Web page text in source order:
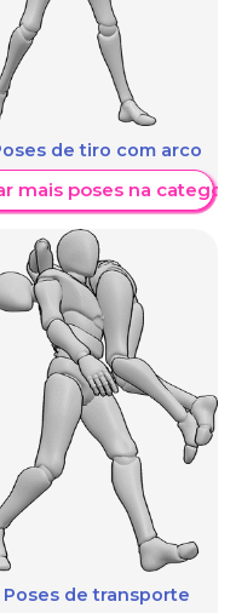
de tiro com arco
mais poses na
Poses de transporte